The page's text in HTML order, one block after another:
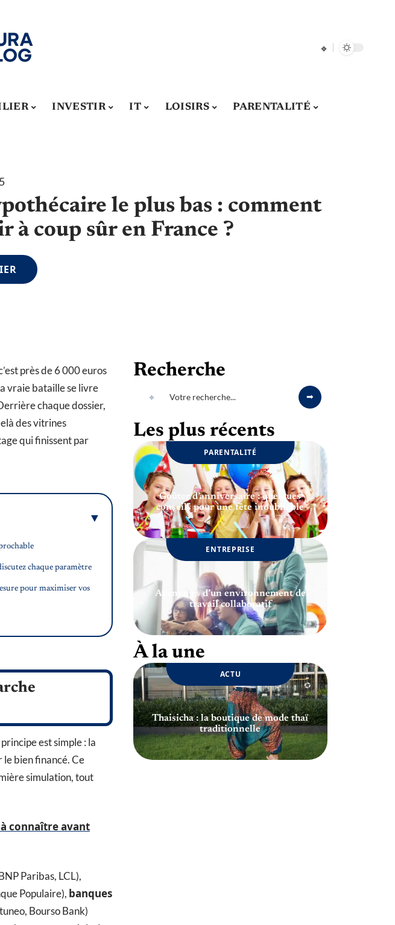
INVESTIR IT LOISIRS PARENTALITÉ
le plus bas : comment
à coup sûr en France ?
près de 6 000 euros
vraie bataille se livre
chaque dossier,
des vitrines
qui finissent par
chaque paramètre
pour maximiser vos
est simple : la
le bien financé. Ce
simulation, tout
connaître avant
Paribas, LCL),
Populaire), banques
Bourso Bank)
Recherche
Les plus récents
PARENTALITÉ
Goûter d’anniversaire : quelques
conseils pour une fête inoubliable
ENTREPRISE
Avantages d’un environnement de
travail collaboratif
À la une
ACTU
Thaisicha : la boutique de mode thaï
traditionnelle